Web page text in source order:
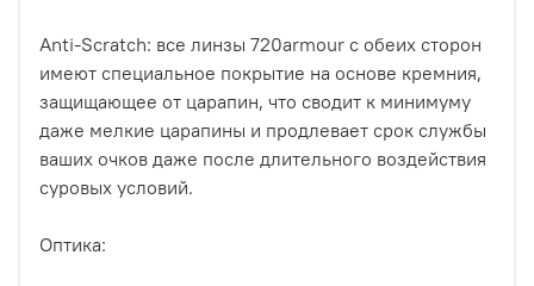
Anti-Scratch: все линзы 720armour с обеих сторон
имеют специальное покрытие на основе кремния,
защищающее от царапин, что сводит к минимуму
даже мелкие царапины и продлевает срок службы
ваших очков даже после длительного воздействия
суровых условий.
Оптика: